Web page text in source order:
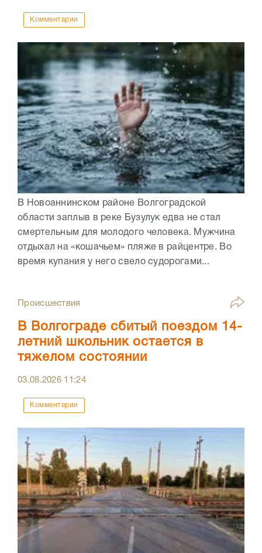
Комментарии
В Новоаннинском районе Волгоградской
области заплыв в реке Бузулук едва не стал
смертельным для молодого человека. Мужчина
отдыхал на «кошачьем» пляже в райцентре. Во
время купания у него свело судорогами...
Происшествия
В Волгограде сбитый поездом 14-
летний школьник остается в
тяжелом состоянии
03.08.2026 11:24
Комментарии